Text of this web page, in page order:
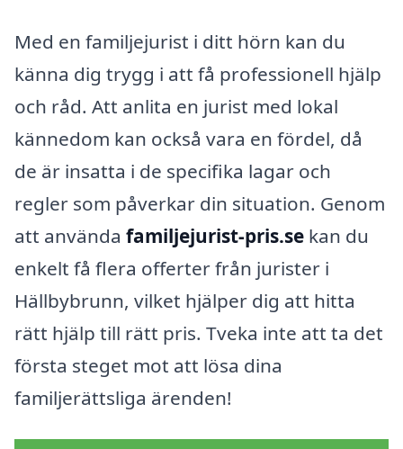
Med en familjejurist i ditt hörn kan du
känna dig trygg i att få professionell hjälp
och råd. Att anlita en jurist med lokal
kännedom kan också vara en fördel, då
de är insatta i de specifika lagar och
regler som påverkar din situation. Genom
att använda familjejurist-pris.se kan du
enkelt få flera offerter från jurister i
Hällbybrunn, vilket hjälper dig att hitta
rätt hjälp till rätt pris. Tveka inte att ta det
första steget mot att lösa dina
familjerättsliga ärenden!